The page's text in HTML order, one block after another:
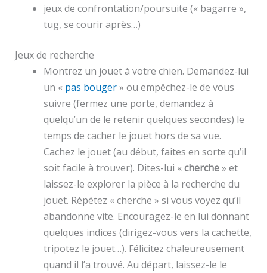
jeux de confrontation/poursuite (« bagarre »,
tug, se courir après…)
Jeux de recherche
Montrez un jouet à votre chien. Demandez-lui
un « pas bouger» ou empêchez-le de vous
suivre (fermez une porte, demandez à
quelqu’un de le retenir quelques secondes) le
temps de cacher le jouet hors de sa vue.
Cachez le jouet (au début, faites en sorte qu’il
soit facile à trouver). Dites-lui «cherche» et
laissez-le explorer la pièce à la recherche du
jouet. Répétez « cherche » si vous voyez qu’il
abandonne vite. Encouragez-le en lui donnant
quelques indices (dirigez-vous vers la cachette,
tripotez le jouet…). Félicitez chaleureusement
quand il l’a trouvé. Au départ, laissez-le le